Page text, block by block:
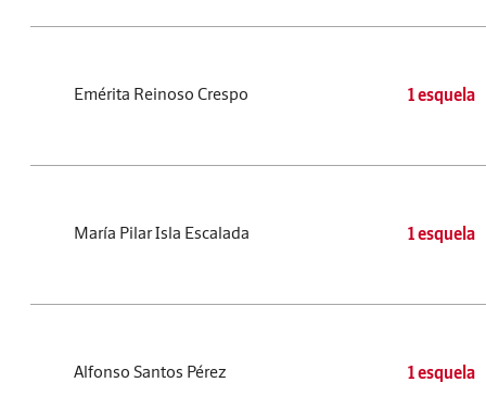
Emérita Reinoso Crespo 1 esquela
María Pilar Isla Escalada 1 esquela
Alfonso Santos Pérez 1 esquela